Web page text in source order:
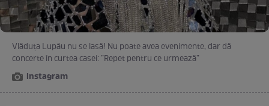
Vlăduța Lupău nu se lasă! Nu poate avea evenimente, dar dă
concerte în curtea casei: ”Repet pentru ce urmează”
instagram